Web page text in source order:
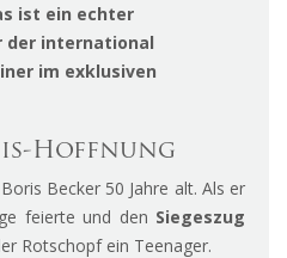
ist ein echter
der international
im exklusiven
Hoffnung
Becker 50 Jahre alt. Als er
feierte und den Siegeszug
Rotschopf ein Teenager.